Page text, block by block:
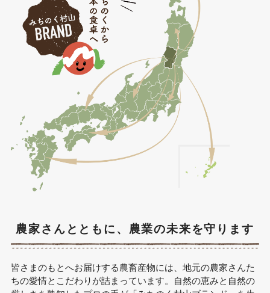
農家さんとともに、農業の未来を守ります
皆さまのもとへお届けする農畜産物には、地元の農家さんた
ちの愛情とこだわりが詰まっています。自然の恵みと自然の